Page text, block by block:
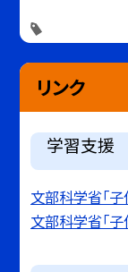
リンク
学習支援
文部科学省「子
文部科学省「